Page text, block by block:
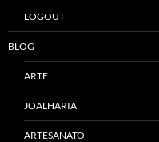
LOGOUT
BLOG
ARTE
JOALHARIA
ARTESANATO